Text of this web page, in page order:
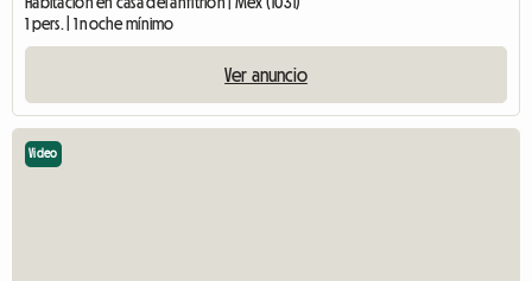
1 pers. | 1 noche mínimo
Ver anuncio
Video